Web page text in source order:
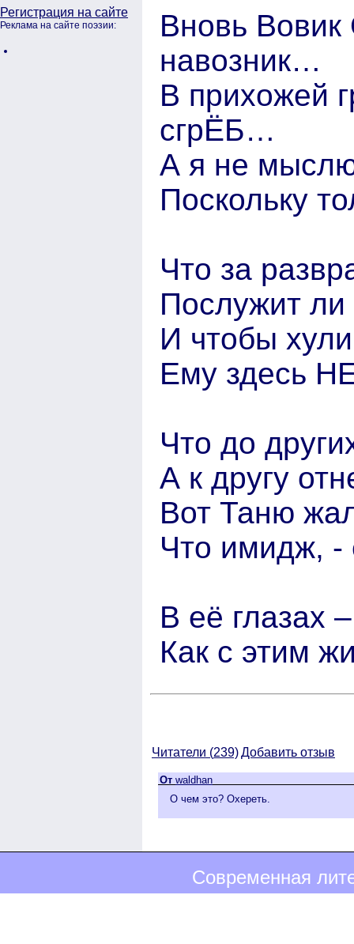
Регистрация на сайте
Реклама на сайте поэзии:
Вновь Вовик
навозник…
В прихожей
сгрЁБ…
А я не мыслю
Поскольку
Что за
Послужит ли
И чтобы
Ему здесь
Что до
А к другу
Вот Таню
Что имидж, -
В её глазах
Как с этим
Читатели (239)Добавить отзыв
От waldhan
О чем это? Охереть.
Современная